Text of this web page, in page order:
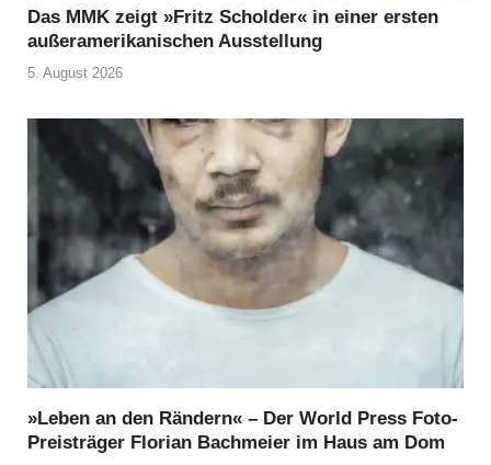
Das MMK zeigt »Fritz Scholder« in einer ersten
außeramerikanischen Ausstellung
5. August 2026
»Leben an den Rändern« – Der World Press Foto-
Preisträger Florian Bachmeier im Haus am Dom